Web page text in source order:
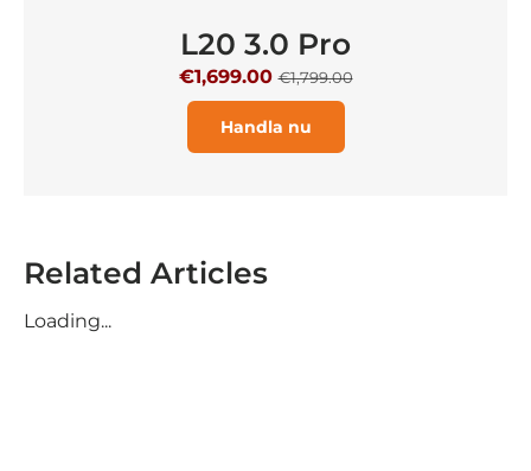
L20 3.0 Pro
€1,699.00€1,799.00
Handla nu
Related Articles
Loading...